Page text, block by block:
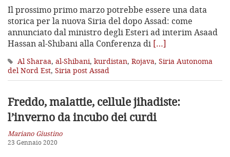
Il prossimo primo marzo potrebbe essere una data
storica per la nuova Siria del dopo Assad: come
annunciato dal ministro degli Esteri ad interim Asaad
Hassan al-Shibani alla Conferenza di […]
Al Sharaa, al-Shibani, kurdistan, Rojava, Siria Autonoma
del Nord Est, Siria post Assad
Freddo, malattie, cellule jihadiste:
l’inverno da incubo dei curdi
Mariano Giustino
23 Gennaio 2020